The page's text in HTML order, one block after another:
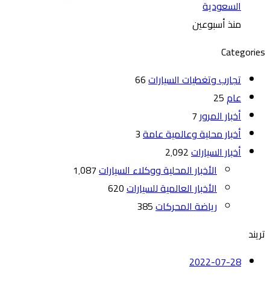
السعودية
منذ أسبوعين
Categories
تجارب وتغطيات السيارات66
عام25
أخبار المرور7
أخبار محلية وعالمية عامة3
أخبار السيارات2٬092
الأخبار المحلية ووكلاء السيارات1٬087
الأخبار العالمية للسيارات620
رياضة المحركات385
تريند
2022-07-28